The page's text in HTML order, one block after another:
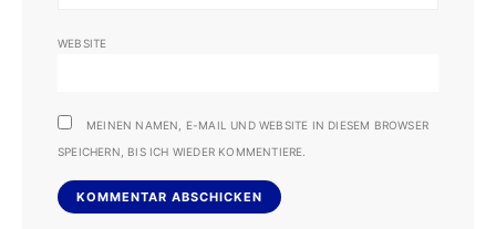
WEBSITE
MEINEN NAMEN, E-MAIL UND WEBSITE IN DIESEM BROWSER
SPEICHERN, BIS ICH WIEDER KOMMENTIERE.